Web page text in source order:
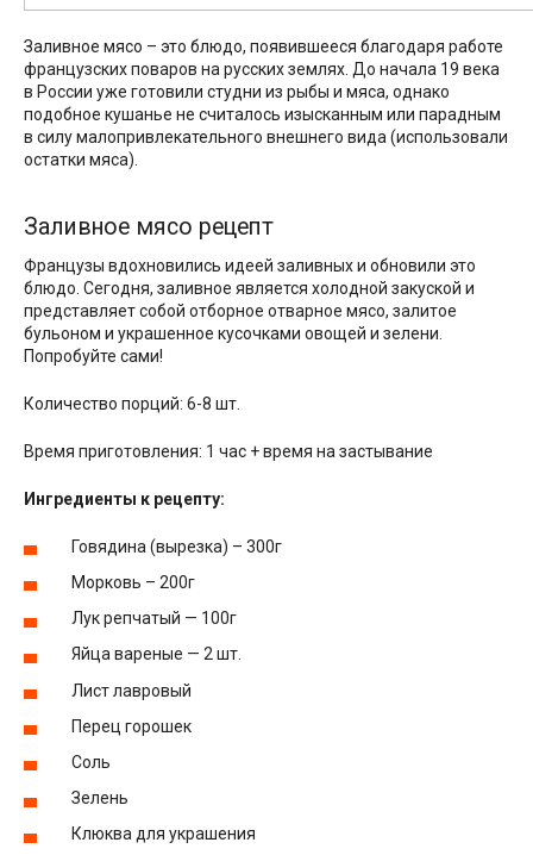
Заливное мясо – это блюдо, появившееся благодаря работе
французских поваров на русских землях. До начала 19 века
в России уже готовили студни из рыбы и мяса, однако
подобное кушанье не считалось изысканным или парадным
в силу малопривлекательного внешнего вида (использовали
остатки мяса).
Заливное мясо рецепт
Французы вдохновились идеей заливных и обновили это
блюдо. Сегодня, заливное является холодной закуской и
представляет собой отборное отварное мясо, залитое
бульоном и украшенное кусочками овощей и зелени.
Попробуйте сами!
Количество порций: 6-8 шт.
Время приготовления: 1 час + время на застывание
Ингредиенты к рецепту:
Говядина (вырезка) – 300г
Морковь – 200г
Лук репчатый — 100г
Яйца вареные — 2 шт.
Лист лавровый
Перец горошек
Соль
Зелень
Клюква для украшения